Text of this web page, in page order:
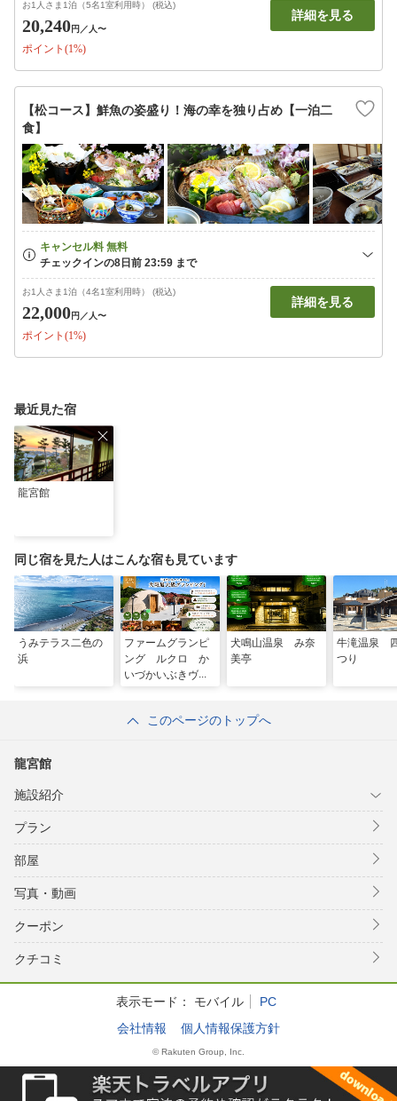
お1人さま1泊（5名1室利用時） (税込)
20,240円 ／人〜
ポイント(1%)
詳細を見る
【松コース】鮮魚の姿盛り！海の幸を独り占め【一泊二
食】
お1人さま1泊（4名1室利用時） (税込)
22,000円 ／人〜
ポイント(1%)
詳細を見る
最近見た宿
龍宮館
同じ宿を見た人はこんな宿も見ています
うみテラス二色の
浜
ファームグランピ
ング ルクロ か
いづかいぶきヴィ
犬鳴山温泉 み奈
美亭
牛滝温泉
つり
このページのトップへ
龍宮館
施設紹介
プラン
部屋
写真・動画
クーポン
クチコミ
表示モード： モバイル
PC
会社情報
個人情報保護方針
© Rakuten Group, Inc.